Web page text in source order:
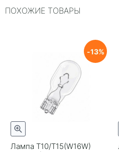
ПОХОЖИЕ ТОВАРЫ
Лампа Т10/T15(W16W)
13